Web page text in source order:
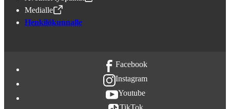
Medialle
,Avataan uudessa välilehdessä
Henkilökunnalle
Facebook
Instagram
Youtube
TikTok